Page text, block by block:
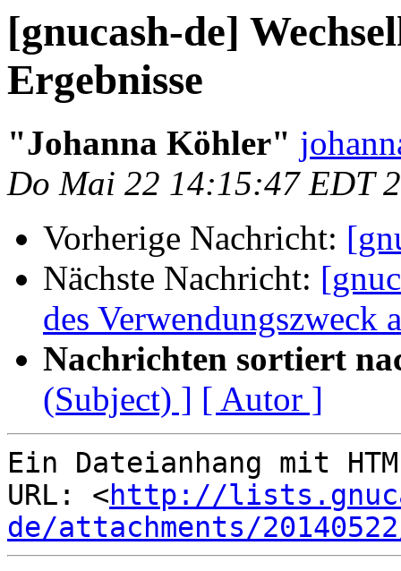
[gnucash-de]
Ergebnisse
"Johanna Köhler"
Do Mai 22 14:15:47 EDT
Vorherige Nachricht:
Nächste Nachricht:
des Verwendungszweck
Nachrichten sortiert
(Subject) ] [ Autor ]
Ein Dateianhang mit
URL: <http://
de/attachments/